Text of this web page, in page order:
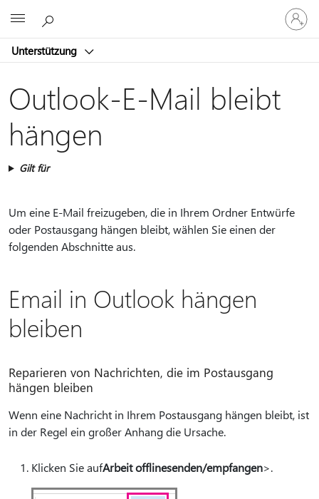
Unterstützung
Bei
Ihrem
Konto
Outlook-E-Mail bleibt
hängen
Gilt für
Um eine E-Mail freizugeben, die in Ihrem Ordner Entwürfe
oder Postausgang hängen bleibt, wählen Sie einen der
folgenden Abschnitte aus.
Email in Outlook hängen
bleiben
Reparieren von Nachrichten, die im Postausgang
hängen bleiben
Wenn eine Nachricht in Ihrem Postausgang hängen bleibt, ist
in der Regel ein großer Anhang die Ursache.
Klicken Sie aufArbeit offlinesenden/empfangen>.